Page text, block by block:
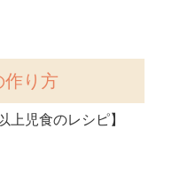
作り方
上児食のレシピ】